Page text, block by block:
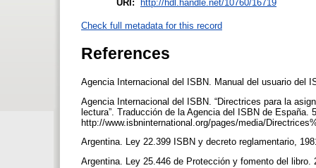
URI: http://hdl.handle.net/10760/16719
Check full metadata for this record
References
Agencia Internacional del ISBN. Manual del usuario del
Agencia Internacional del ISBN. “Directrices para la
lectura”. Traducción de la Agencia del ISBN de España.
http://www.isbninternational.org/pages/media/
Argentina. Ley 22.399 ISBN y decreto reglamentario,
Argentina. Ley 25.446 de Protección y fomento del libro.